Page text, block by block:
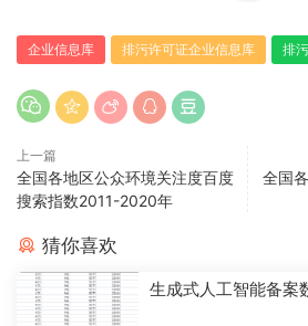
企业信息库 排污许可证企业信息库 排
上一篇
全国各地区公众环境关注度百度
搜索指数2011-2020年
全国
猜你喜欢
生成式人工智能备案